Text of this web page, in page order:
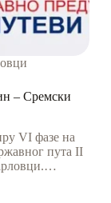
– Сремски
VI фазе на
пута II